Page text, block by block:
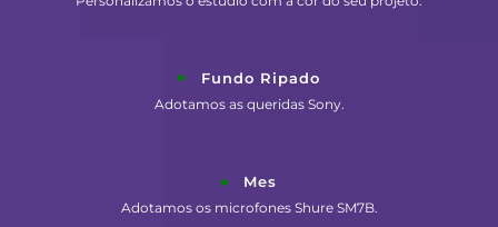
Fundo Ripado
Adotamos as queridas Sony.
Mes
Adotamos os microfones Shure SM7B.